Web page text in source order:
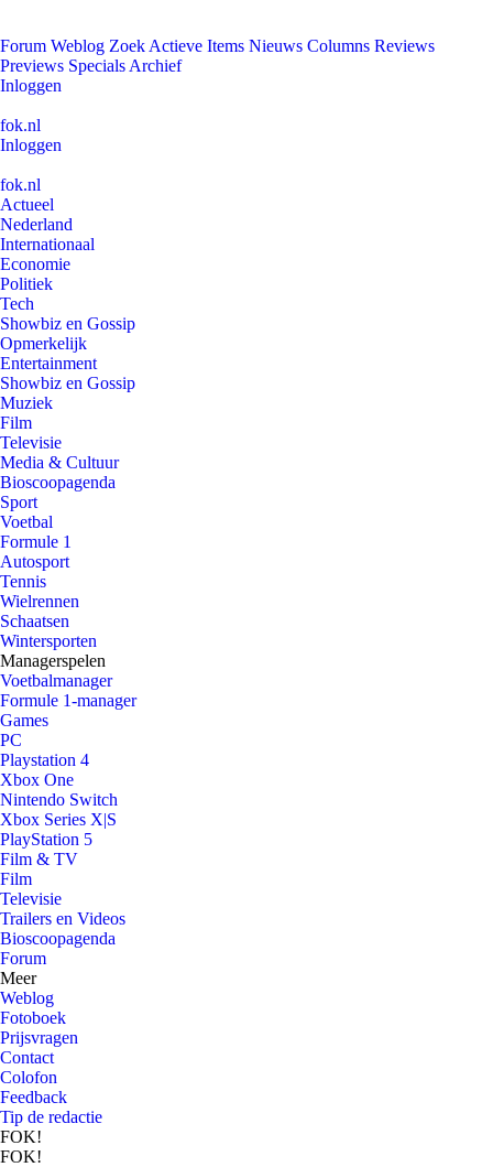
Forum Weblog Zoek Actieve Items Nieuws Columns Reviews
Previews Specials Archief
Inloggen
fok.nl
Inloggen
fok.nl
Actueel
Nederland
Internationaal
Economie
Politiek
Tech
Showbiz en Gossip
Opmerkelijk
Entertainment
Showbiz en Gossip
Muziek
Film
Televisie
Media & Cultuur
Bioscoopagenda
Sport
Voetbal
Formule 1
Autosport
Tennis
Wielrennen
Schaatsen
Wintersporten
Managerspelen
Voetbalmanager
Formule 1-manager
Games
PC
Playstation 4
Xbox One
Nintendo Switch
Xbox Series X|S
PlayStation 5
Film & TV
Film
Televisie
Trailers en Videos
Bioscoopagenda
Forum
Meer
Weblog
Fotoboek
Prijsvragen
Contact
Colofon
Feedback
Tip de redactie
FOK!
FOK!